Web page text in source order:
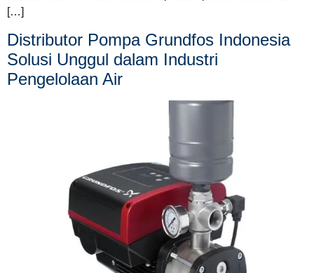
[…]
Distributor Pompa Grundfos Indonesia
Solusi Unggul dalam Industri
Pengelolaan Air